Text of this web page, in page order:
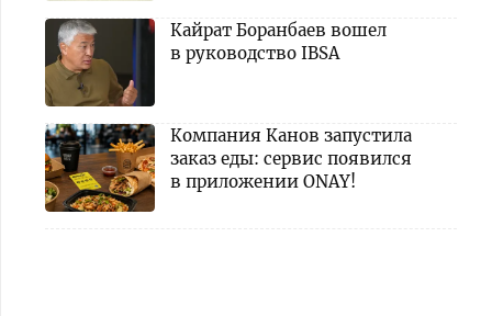
Кайрат Боранбаев вошел
в руководство IBSA
Компания Канов запустила
заказ еды: сервис появился
в приложении ONAY!